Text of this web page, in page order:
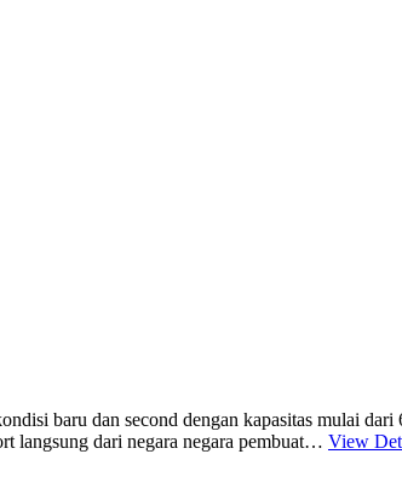
baru dan second dengan kapasitas mulai
langsung dari negara negara pembuat… View